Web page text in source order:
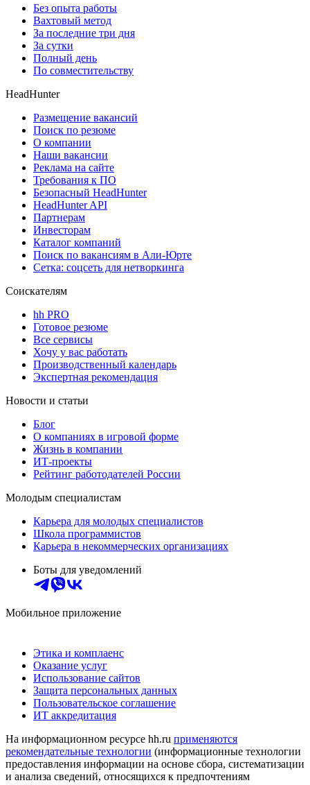
Без опыта работы
Вахтовый метод
За последние три дня
За сутки
Полный день
По совместительству
HeadHunter
Размещение вакансий
Поиск по резюме
О компании
Наши вакансии
Реклама на сайте
Требования к ПО
Безопасный HeadHunter
HeadHunter API
Партнерам
Инвесторам
Каталог компаний
Поиск по вакансиям в Али-Юрте
Сетка: соцсеть для нетворкинга
Соискателям
hh PRO
Готовое резюме
Все сервисы
Хочу у вас работать
Производственный календарь
Экспертная рекомендация
Новости и статьи
Блог
О компаниях в игровой форме
Жизнь в компании
ИТ-проекты
Рейтинг работодателей России
Молодым специалистам
Карьера для молодых специалистов
Школа программистов
Карьера в некоммерческих организациях
Боты для уведомлений
Мобильное приложение
Этика и комплаенс
Оказание услуг
Использование сайтов
Защита персональных данных
Пользовательское соглашение
ИТ аккредитация
На информационном ресурсе hh.ru применяются
рекомендательные технологии (информационные технологии
предоставления информации на основе сбора, систематизации
и анализа сведений, относящихся к предпочтениям